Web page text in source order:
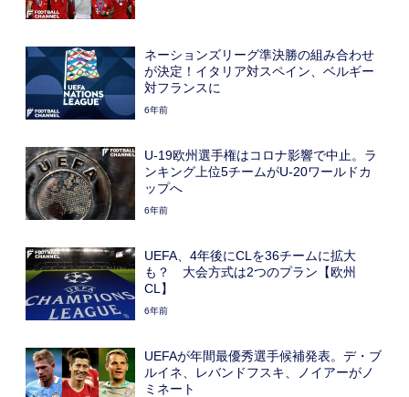
ネーションズリーグ準決勝の組み合わせ
が決定！イタリア対スペイン、ベルギー
対フランスに
6年前
U-19欧州選手権はコロナ影響で中止。ラ
ンキング上位5チームがU-20ワールドカ
ップへ
6年前
UEFA、4年後にCLを36チームに拡大
も？ 大会方式は2つのプラン【欧州
CL】
6年前
UEFAが年間最優秀選手候補発表。デ・ブ
ルイネ、レバンドフスキ、ノイアーがノ
ミネート